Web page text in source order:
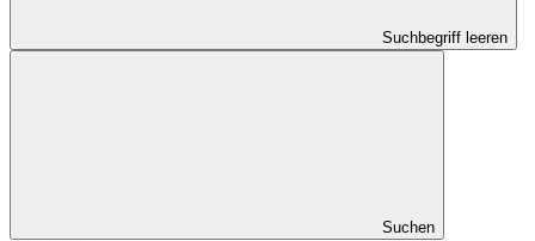
Suchbegriff leeren
Suchen